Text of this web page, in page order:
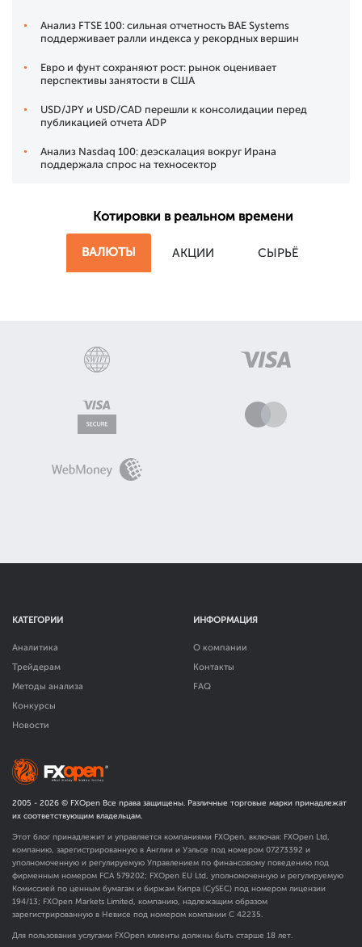
Анализ FTSE 100: сильная отчетность BAE Systems
поддерживает ралли индекса у рекордных вершин
Евро и фунт сохраняют рост: рынок оценивает
перспективы занятости в США
USD/JPY и USD/CAD перешли к консолидации перед
публикацией отчета ADP
Анализ Nasdaq 100: деэскалация вокруг Ирана
поддержала спрос на техносектор
Котировки в реальном времени
ВАЛЮТЫ АКЦИИ СЫРЬЁ
КАТЕГОРИИ
Аналитика
Трейдерам
Методы анализа
Конкурсы
Новости
ИНФОРМАЦИЯ
О компании
Контакты
FAQ
2005 - 2026 © FXOpen Все права защищены. Различные торговые марки принадлежат
их соответствующим владельцам.
Этот блог принадлежит и управляется компаниями FXOpen, включая: FXOpen Ltd,
компанию, зарегистрированную в Англии и Уэльсе под номером 07273392 и
уполномоченную и регулируемую Управлением по финансовому поведению под
фирменным номером FCA 579202; FXOpen EU Ltd, уполномоченную и регулируемую
Комиссией по ценным бумагам и биржам Кипра (CySEC) под номером лицензии
194/13; FXOpen Markets Limited, компанию, надлежащим образом
зарегистрированную в Невисе под номером компании C 42235.
Для пользования услугами FXOpen клиенты должны быть старше 18 лет.